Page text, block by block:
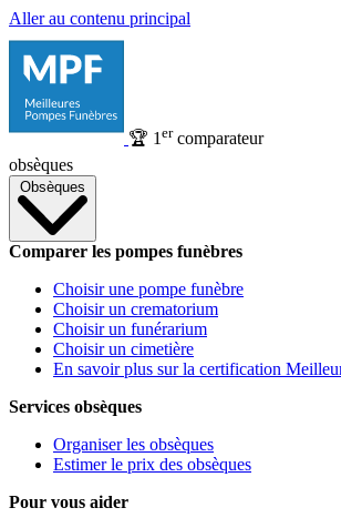
Aller au contenu principal
🏆 1 ercomparateur
obsèques
Obsèques
Comparer les pompes funèbres
Choisir une pompe funèbre
Choisir un crematorium
Choisir un funérarium
Choisir un cimetière
En savoir plus sur la certification
Services obsèques
Organiser les obsèques
Estimer le prix des obsèques
Pour vous aider